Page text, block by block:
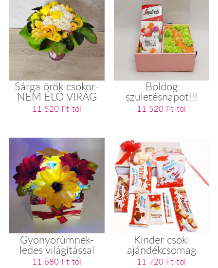
Sárga örök csokor-
NEM ÉLŐ VIRÁG
11 520 Ft-tól
Boldog
születésnapot!!!
11 520 Ft-tól
Gyönyörűmnek-
ledes világítással
11 680 Ft-tól
Kinder csoki
ajándékcsomag
11 720 Ft-tól